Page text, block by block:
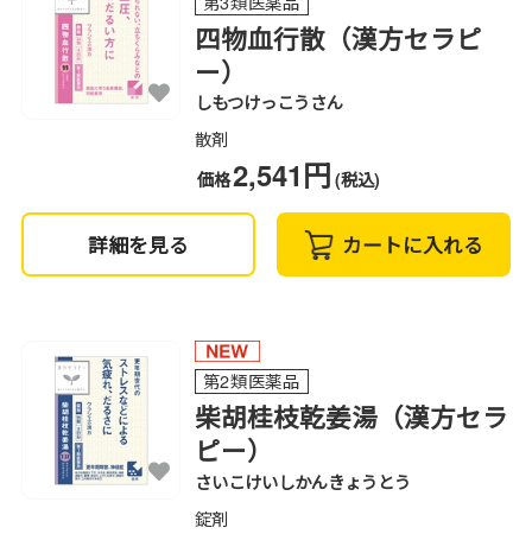
四物血行散（漢方セラピ
ー）
しもつけっこうさん
散剤
価格2,541円 (税込)
詳細を見る カートに入れる
第2類医薬品
柴胡桂枝乾姜湯（漢方セラ
ピー）
さいこけいしかんきょうとう
錠剤